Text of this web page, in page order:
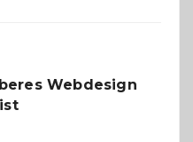
Webdesign